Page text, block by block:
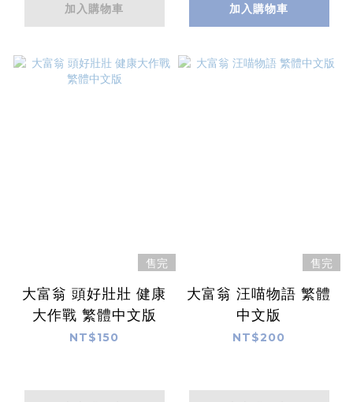
加入購物車 加入購物車
售完
大富翁 頭好壯壯 健康
大作戰 繁體中文版
NT$150
售完
大富翁 汪喵物語 繁體
中文版
NT$200